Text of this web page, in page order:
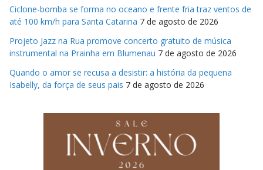
Ciclone-bomba se forma no oceano e frente fria traz ventos de
até 100 km/h para Santa Catarina 7 de agosto de 2026
Projeto Jazz na Rua promove concerto gratuito de música
instrumental na Prainha em Blumenau 7 de agosto de 2026
Quando o amor se recusa a desistir: a história da pequena
Isabelly, da força de seus pais 7 de agosto de 2026